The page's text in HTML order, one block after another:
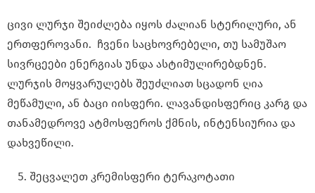
ცივი ლურჯი შეიძლება იყოს ძალიან სტერილური, ან
ერთფეროვანი. ჩვენი საცხოვრებელი, თუ სამუშაო
სივრცეები ენერგიას უნდა ასტიმულირებდნენ.
ლურჯის მოყვარულებს შეუძლიათ სცადონ ღია
მეწამული, ან ბაცი იისფერი. ლავანდისფერიც კარგ და
თანამედროვე ატმოსფეროს ქმნის, ინტენსიურია და
დახვეწილი.
შეცვალეთ კრემისფერი ტერაკოტათი